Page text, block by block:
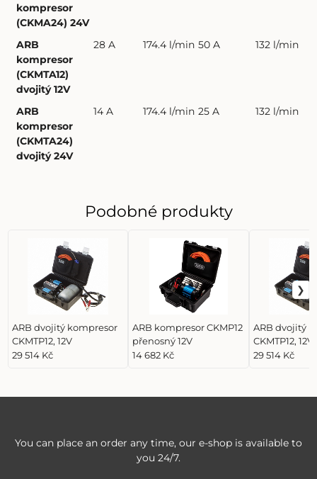
kompresor
(CKMA24) 24V
ARB
kompresor
(CKMTA12)
dvojitý 12V
28 A 174.4 l/min 50 A 132 l/min
ARB
kompresor
(CKMTA24)
dvojitý 24V
14 A 174.4 l/min 25 A 132 l/min
Podobné produkty
ARB dvojitý kompresor
CKMTP12, 12V
29 514 Kč
ARB kompresor CKMP12
přenosný 12V
14 682 Kč
ARB dvojitý
CKMTP12, 12V
29 514 Kč
You can place an order any time, our e-shop is available to
you 24/7.